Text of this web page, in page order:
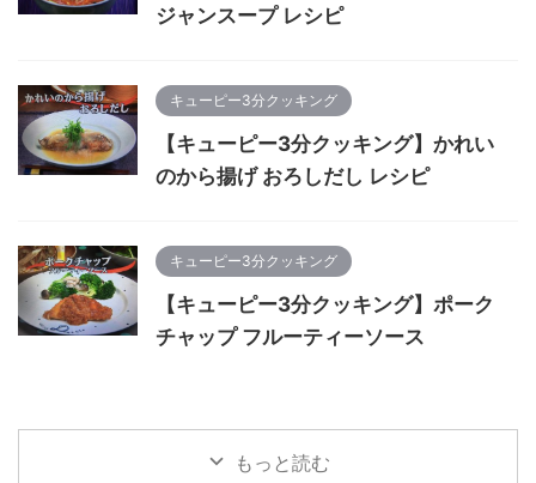
ジャンスープ レシピ
キューピー3分クッキング
【キューピー3分クッキング】かれい
のから揚げ おろしだし レシピ
キューピー3分クッキング
【キューピー3分クッキング】ポーク
チャップ フルーティーソース
もっと読む